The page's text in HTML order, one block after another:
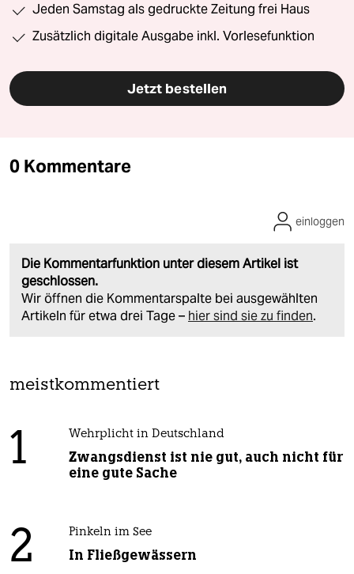
Jeden Samstag als gedruckte Zeitung frei Haus
Zusätzlich digitale Ausgabe inkl. Vorlesefunktion
Jetzt bestellen
0 Kommentare
Die Kommentarfunktion unter diesem Artikel ist
geschlossen.
Wir öffnen die Kommentarspalte bei ausgewählten
Artikeln für etwa drei Tage – hier sind sie zu finden.
einloggen
meistkommentiert
1 Wehrplicht in Deutschland
Zwangsdienst ist nie gut, auch nicht für
eine gute Sache
2 Pinkeln im See
In Fließgewässern